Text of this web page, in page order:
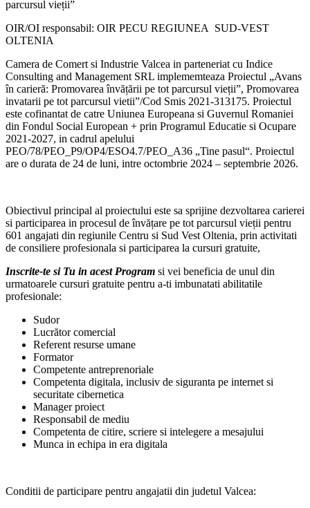
parcursul vieții”
OIR/OI responsabil: OIR PECU REGIUNEA SUD-VEST
OLTENIA
Camera de Comert si Industrie Valcea in parteneriat cu Indice
Consulting and Management SRL implememteaza Proiectul „Avans
în carieră: Promovarea învățării pe tot parcursul vieții”, Promovarea
invatarii pe tot parcursul vietii”/Cod Smis 2021-313175. Proiectul
este cofinantat de catre Uniunea Europeana si Guvernul Romaniei
din Fondul Social European + prin Programul Educatie si Ocupare
2021-2027, in cadrul apelului
PEO/78/PEO_P9/OP4/ESO4.7/PEO_A36 „Tine pasul“. Proiectul
are o durata de 24 de luni, intre octombrie 2024 – septembrie 2026.
Obiectivul principal al proiectului este sa sprijine dezvoltarea carierei
si participarea in procesul de învățare pe tot parcursul vieții pentru
601 angajati din regiunile Centru si Sud Vest Oltenia, prin activitati
de consiliere profesionala si participarea la cursuri gratuite,
Inscrite-te si Tu in acest Program si vei beneficia de unul din
urmatoarele cursuri gratuite pentru a-ti imbunatati abilitatile
profesionale:
Sudor
Lucrător comercial
Referent resurse umane
Formator
Competente antreprenoriale
Competenta digitala, inclusiv de siguranta pe internet si
securitate cibernetica
Manager proiect
Responsabil de mediu
Competenta de citire, scriere si intelegere a mesajului
Munca in echipa in era digitala
Conditii de participare pentru angajatii din judetul Valcea: